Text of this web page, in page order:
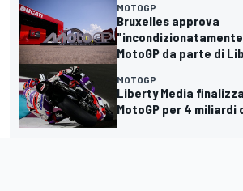
MOTOGP
Bruxelles approva
MotoGP da parte di
MOTOGP
Liberty Media
MotoGP per 4 miliardi